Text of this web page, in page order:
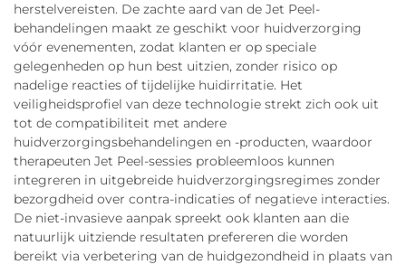
herstelvereisten. De zachte aard van de Jet Peel-
behandelingen maakt ze geschikt voor huidverzorging
vóór evenementen, zodat klanten er op speciale
gelegenheden op hun best uitzien, zonder risico op
nadelige reacties of tijdelijke huidirritatie. Het
veiligheidsprofiel van deze technologie strekt zich ook uit
tot de compatibiliteit met andere
huidverzorgingsbehandelingen en -producten, waardoor
therapeuten Jet Peel-sessies probleemloos kunnen
integreren in uitgebreide huidverzorgingsregimes zonder
bezorgdheid over contra-indicaties of negatieve interacties.
De niet-invasieve aanpak spreekt ook klanten aan die
natuurlijk uitziende resultaten prefereren die worden
bereikt via verbetering van de huidgezondheid in plaats van